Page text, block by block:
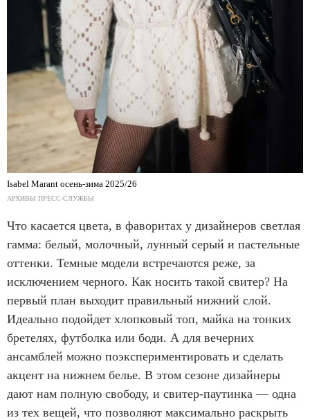
Isabel Marant осень-зима 2025/26
АРХИВЫ ПРЕСС-СЛУЖБЫ
Что касается цвета, в фаворитах у дизайнеров светлая
гамма: белый, молочный, лунный серый и пастельные
оттенки. Темные модели встречаются реже, за
исключением черного. Как носить такой свитер? На
первый план выходит правильный нижний слой.
Идеально подойдет хлопковый топ, майка на тонких
бретелях, футболка или боди. А для вечерних
ансамблей можно поэкспериментировать и сделать
акцент на нижнем белье. В этом сезоне дизайнеры
дают нам полную свободу, и свитер-паутинка — одна
из тех вещей, что позволяют максимально раскрыть